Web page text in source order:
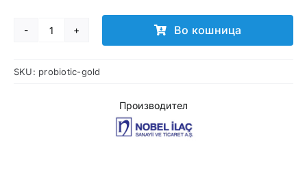
NBL
Gold
Во кошница
SKU: probiotic-gold
Производител